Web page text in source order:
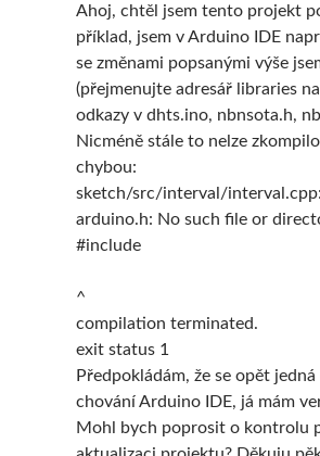
Ahoj, chtěl jsem tento projekt
příklad, jsem v Arduino IDE
se změnami popsanými výše
(přejmenujte adresář libraries
odkazy v dhts.ino, nbnsota.h,
Nicméně stále to nelze
chybou:
sketch/src/interval/
arduino.h: No such file or
#include
^
compilation terminated.
exit status 1
Předpokládám, že se opět
chování Arduino IDE, já mám
Mohl bych poprosit o kontrolu